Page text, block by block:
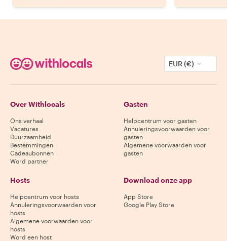
EUR (€)
Over Withlocals
Ons verhaal
Vacatures
Duurzaamheid
Bestemmingen
Cadeaubonnen
Word partner
Gasten
Helpcentrum voor gasten
Annuleringsvoorwaarden voor
gasten
Algemene voorwaarden voor
gasten
Hosts
Helpcentrum voor hosts
Annuleringsvoorwaarden voor
hosts
Algemene voorwaarden voor
hosts
Word een host
Download onze app
App Store
Google Play Store